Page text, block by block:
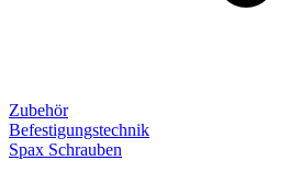
Zubehör
Befestigungstechnik
Spax Schrauben